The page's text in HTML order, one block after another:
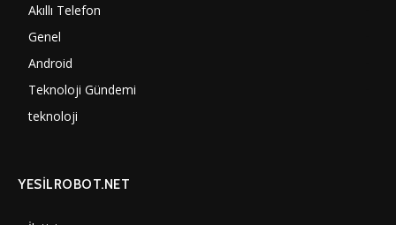
Akıllı Telefon
Genel
Android
Teknoloji Gündemi
teknoloji
YESİLROBOT.NET